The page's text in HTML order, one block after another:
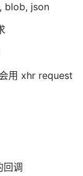
blob, json
用 xhr request
调